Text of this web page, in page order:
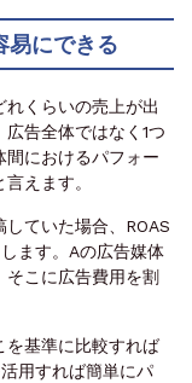
易にできる
れくらいの売上が出
告全体ではなく1つ
におけるパフォー
えます。
ていた場合、ROAS
ます。Aの広告媒体
こに広告費用を割
を基準に比較すれば
用すれば簡単にパ